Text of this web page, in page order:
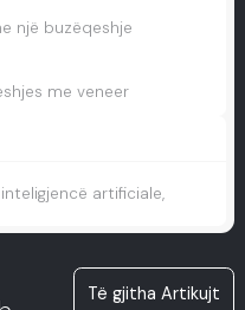
një buzëqeshje
me veneer
artificiale,
Të gjitha Artikujt